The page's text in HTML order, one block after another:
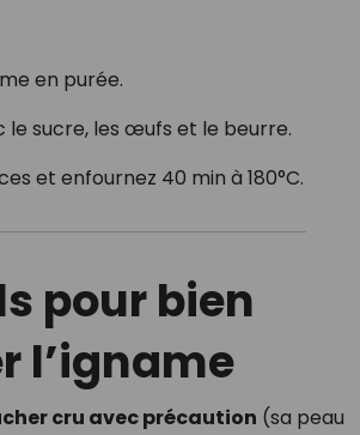
en purée.
le sucre, les œufs et le beurre.
et enfournez 40 min à 180°C.
pour bien
l’igname
cru avec précaution (sa peau